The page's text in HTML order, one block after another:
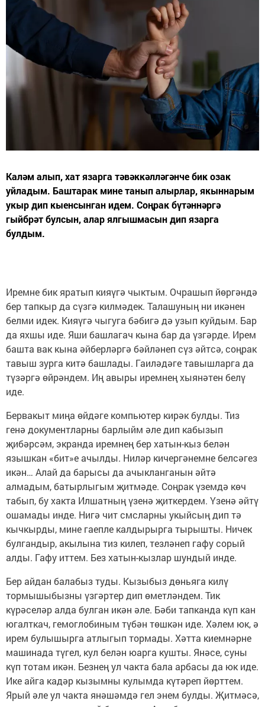
Каләм алып, хат язарга тәвәккәлләгәнче бик озак
уйладым. Баштарак мине танып алырлар, якыннарым
укыр дип кыенсынган идем. Соңрак бүтәннәргә
гыйбрәт булсын, алар ялгышмасын дип язарга
булдым.
Иремне бик яратып кияүгә чыктым. Очрашып йөргәндә
бер тапкыр да сүзгә килмәдек. Талашуның ни икәнен
белми идек. Кияүгә чыгуга бәбигә дә узып куйдым. Бар
да яхшы иде. Яши башлагач кына бар да үзгәрде. Ирем
башта вак кына әйберләргә бәйләнеп сүз әйтсә, соңрак
тавыш зурга китә башлады. Гаиләдәге тавышларга да
түзәргә өйрәндем. Иң авыры иремнең хыянәтен белү
иде.
Бервакыт миңа өйдәге компьютер кирәк булды. Тиз
генә документларны барлыйм әле дип кабызып
җибәрсәм, экранда иремнең бер хатын-кыз белән
язышкан «бит»е ачылды. Ниләр кичергәнемне белсәгез
икән… Алай да барысы да ачыкланганын әйтә
алмадым, батырлыгым җитмәде. Соңрак үземдә көч
табып, бу хакта Илшатның үзенә җиткердем. Үзенә әйтү
ошамады инде. Нигә чит смсларны укыйсың дип тә
кычкырды, мине гаепле калдырырга тырышты. Ничек
булгандыр, акылына тиз килеп, тезләнеп гафу сорый
алды. Гафу иттем. Без хатын-кызлар шундый инде.
Бер айдан балабыз туды. Кызыбыз дөньяга килү
тормышыбызны үзгәртер дип өметләндем. Тик
күрәселәр алда булган икән әле. Бәби тапканда күп кан
югалткач, гемоглобиным түбән төшкән иде. Хәлем юк, ә
ирем булышырга атлыгып тормады. Хәтта киемнәрне
машинада түгел, кул белән юарга кушты. Янәсе, суны
күп тотам икән. Безнең ул чакта бала арбасы да юк иде.
Ике айга кадәр кызымны кулымда күтәреп йөрттем.
Ярый әле ул чакта янәшәмдә гел энем булды. Җитмәсә,